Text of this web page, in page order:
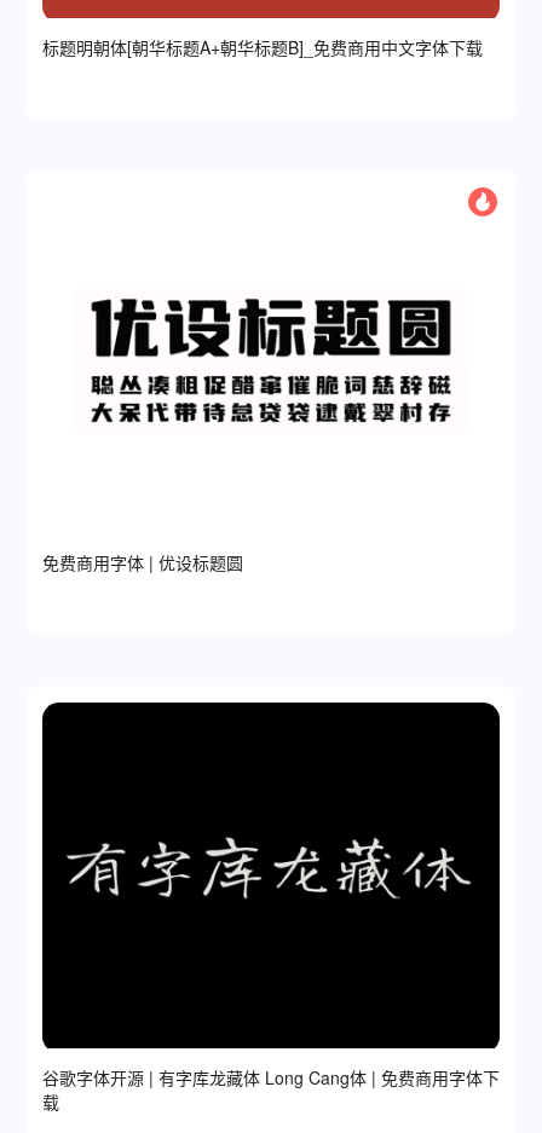
标题明朝体[朝华标题A+朝华标题B]_免费商用中文字体下载
免费商用字体 | 优设标题圆
谷歌字体开源 | 有字库龙藏体 Long Cang体 | 免费商用字体下
载